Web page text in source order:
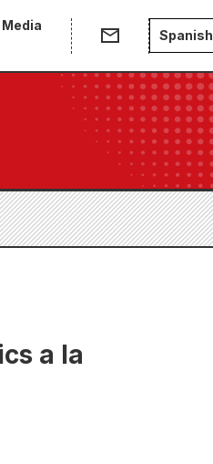
Spanish
a la